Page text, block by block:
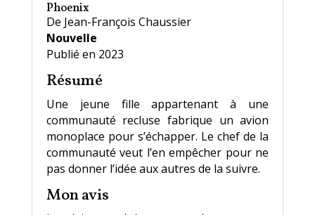
Phoenix
De Jean-François Chaussier
Nouvelle
Publié en 2023
Résumé
Une jeune fille appartenant à une
communauté recluse fabrique un avion
monoplace pour s’échapper. Le chef de la
communauté veut l’en empêcher pour ne
pas donner l’idée aux autres de la suivre.
Mon avis